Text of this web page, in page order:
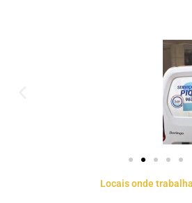
Locais onde